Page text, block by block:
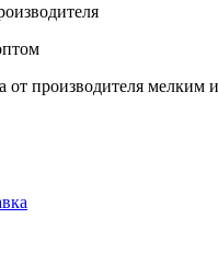
от производителя